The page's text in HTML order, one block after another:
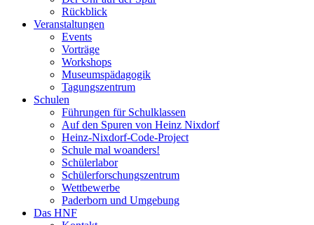
Rückblick
Veranstaltungen
Events
Vorträge
Workshops
Museumspädagogik
Tagungszentrum
Schulen
Führungen für Schulklassen
Auf den Spuren von Heinz Nixdorf
Heinz-Nixdorf-Code-Project
Schule mal woanders!
Schülerlabor
Schülerforschungszentrum
Wettbewerbe
Paderborn und Umgebung
Das HNF